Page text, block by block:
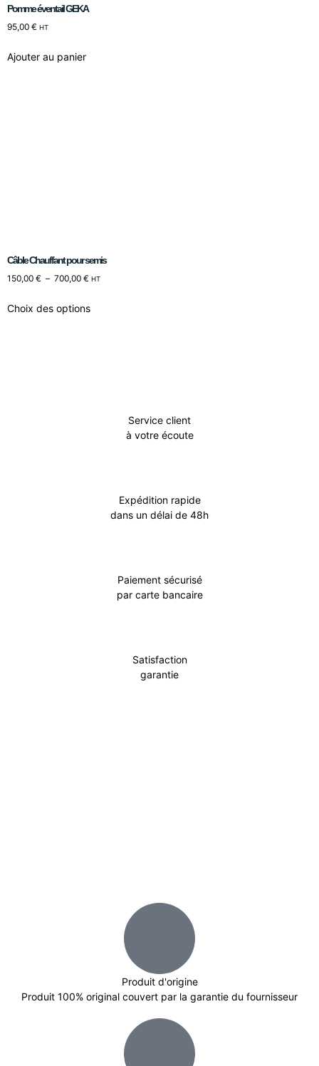
Service client
à votre écoute
Expédition rapide
dans un délai de 48h
Paiement sécurisé
par carte bancaire
Satisfaction
garantie
Pomme éventail GEKA
95,00 € HT
Ajouter au panier
Câble Chauffant pour semis
150,00 € – 700,00 € HT
Choix des options
Produit d'origine
Produit 100% original couvert par la garantie du fournisseur